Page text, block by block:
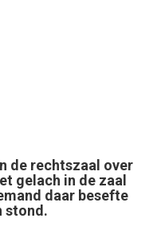
de rechtszaal over
gelach in de zaal
daar besefte
stond.